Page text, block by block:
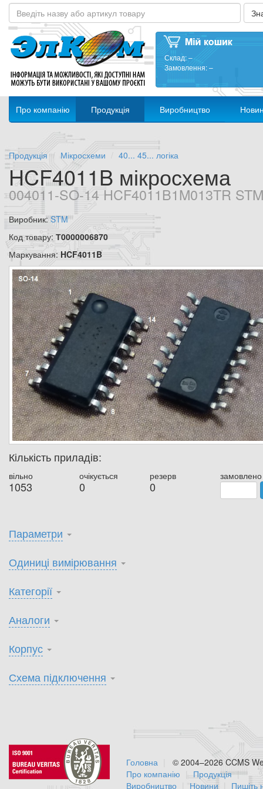
Склад:–
Замовлення:–
Про компанію Продукція Виробництво
Продукція Мікросхеми 40... 45... логіка
HCF4011B мікросхема
004011-SO-14 HCF4011B1M013TR STM
Виробник:STM
Код товару: Т0000006870
Маркування: HCF4011B
Кількість приладів:
вільно
1053
очікується
0
резерв
0
замовлено
Параметри
Одиниці вимірювання
Категорії
Аналоги
Корпус
Схема підключення
© 2004–2026 CCMS
Головна
Про компанію
Продукція
Виробництво
Новини Пишіть